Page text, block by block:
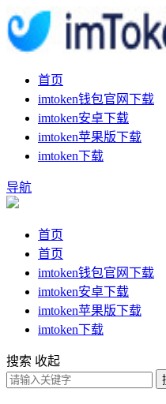
首页
imtoken钱包官网下载
imtoken安卓下载
imtoken苹果版下载
imtoken下载
导航
首页
首页
imtoken钱包官网下载
imtoken安卓下载
imtoken苹果版下载
imtoken下载
搜索 收起